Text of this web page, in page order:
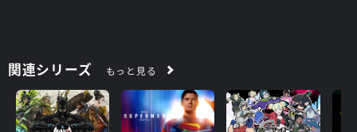
関連シリーズ もっと見る